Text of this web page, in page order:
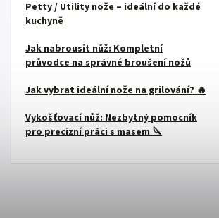
Petty / Utility nože – ideální do každé
kuchyně
Jak nabrousit nůž: Kompletní
průvodce na správné broušení nožů
Jak vybrat ideální nože na grilování? 🔥
Vykošťovací nůž: Nezbytný pomocník
pro precizní práci s masem 🔪